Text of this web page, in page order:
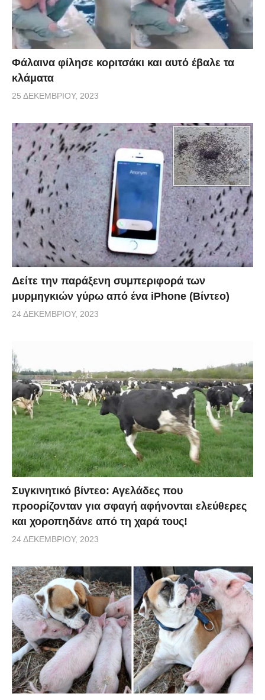
Φάλαινα φίλησε κοριτσάκι και αυτό έβαλε τα
κλάματα
25 ΔΕΚΕΜΒΡΊΟΥ, 2023
Δείτε την παράξενη συμπεριφορά των
μυρμηγκιών γύρω από ένα iPhone (Βίντεο)
24 ΔΕΚΕΜΒΡΊΟΥ, 2023
Συγκινητικό βίντεο: Αγελάδες που
προορίζονταν για σφαγή αφήνονται ελεύθερες
και χοροπηδάνε από τη χαρά τους!
24 ΔΕΚΕΜΒΡΊΟΥ, 2023